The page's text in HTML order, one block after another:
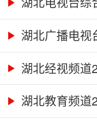
湖北广播电视
湖北经视频道
湖北教育频道